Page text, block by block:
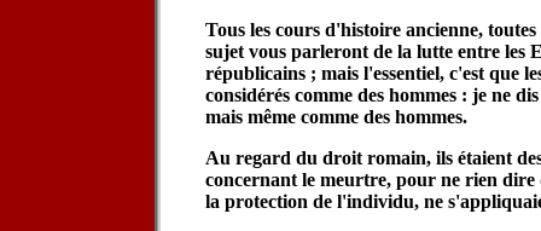
Tous les cours d'histoire ancienne, toutes
sujet vous parleront de la lutte entre les
républicains ; mais l'essentiel, c'est que
considérés comme des hommes : je ne
mais même comme des hommes.
Au regard du droit romain, ils étaient
concernant le meurtre, pour ne rien dire
la protection de l'individu, ne